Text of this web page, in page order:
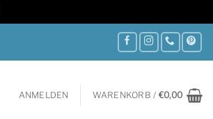
ANMELDEN WARENKORB / €0,00